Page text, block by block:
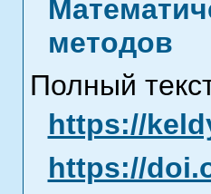
методов
Полный
https://
https://